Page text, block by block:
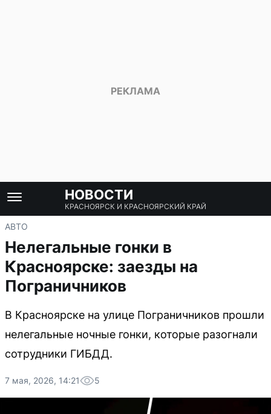
НОВОСТИ
КРАСНОЯРСК И КРАСНОЯРСКИЙ КРАЙ
АВТО
Нелегальные гонки в
Красноярске: заезды на
Пограничников
В Красноярске на улице Пограничников прошли
нелегальные ночные гонки, которые разогнали
сотрудники ГИБДД.
7 мая, 2026, 14:21 5